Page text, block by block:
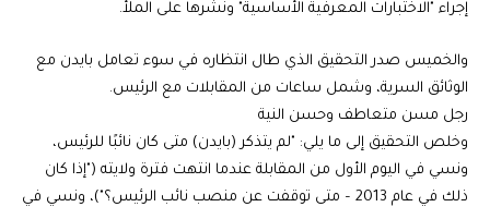
إجراء "الاختبارات المعرفية الأساسية" ونشرها على الملأ.
والخميس صدر التحقيق الذي طال انتظاره في سوء تعامل بايدن مع
الوثائق السرية، وشمل ساعات من المقابلات مع الرئيس.
رجل مسن متعاطف وحسن النية
وخلص التحقيق إلى ما يلي: "لم يتذكر (بايدن) متى كان نائبًا للرئيس،
ونسي في اليوم الأول من المقابلة عندما انتهت فترة ولايته ("إذا كان
ذلك في عام 2013 – متى توقفت عن منصب نائب الرئيس؟")، ونسي في